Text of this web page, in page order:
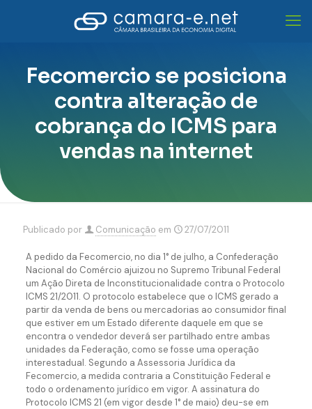
Fecomercio se posiciona
contra alteração de
cobrança do ICMS para
vendas na internet
Publicado por Comunicação em 27/07/2011
A pedido da Fecomercio, no dia 1° de julho, a Confederação
Nacional do Comércio ajuizou no Supremo Tribunal Federal
um Ação Direta de Inconstitucionalidade contra o Protocolo
ICMS 21/2011. O protocolo estabelece que o ICMS gerado a
partir da venda de bens ou mercadorias ao consumidor final
que estiver em um Estado diferente daquele em que se
encontra o vendedor deverá ser partilhado entre ambas
unidades da Federação, como se fosse uma operação
interestadual. Segundo a Assessoria Jurídica da
Fecomercio, a medida contraria a Constituição Federal e
todo o ordenamento jurídico em vigor. A assinatura do
Protocolo ICMS 21 (em vigor desde 1° de maio) deu-se em